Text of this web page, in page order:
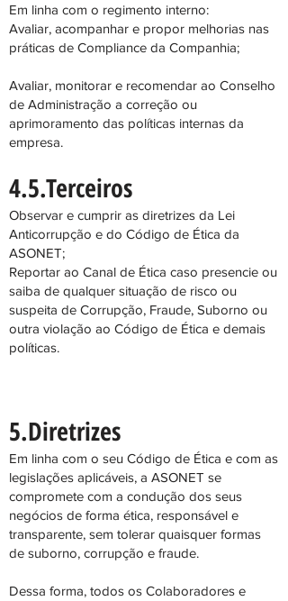
Em linha com o regimento interno:
Avaliar, acompanhar e propor melhorias nas
práticas de Compliance da Companhia;
Avaliar, monitorar e recomendar ao Conselho
de Administração a correção ou
aprimoramento das políticas internas da
empresa.
4.5.Terceiros
Observar e cumprir as diretrizes da Lei
Anticorrupção e do Código de Ética da
ASONET;
Reportar ao Canal de Ética caso presencie ou
saiba de qualquer situação de risco ou
suspeita de Corrupção, Fraude, Suborno ou
outra violação ao Código de Ética e demais
políticas.
5.Diretrizes
Em linha com o seu Código de Ética e com as
legislações aplicáveis, a ASONET se
compromete com a condução dos seus
negócios de forma ética, responsável e
transparente, sem tolerar quaisquer formas
de suborno, corrupção e fraude.
Dessa forma, todos os Colaboradores e